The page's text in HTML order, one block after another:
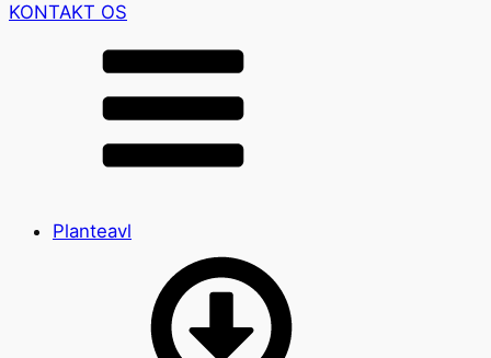
KONTAKT OS
Planteavl